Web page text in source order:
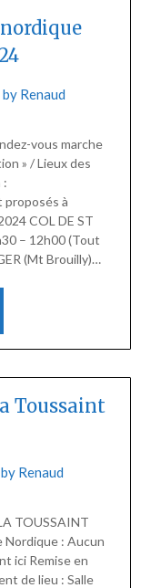
by Renaud
vous marche
» / Lieux des
:
proposés à
COL DE ST
– 12h00 (Tout
(Mt Brouilly)…
Toussaint
by Renaud
TOUSSAINT
Nordique : Aucun
ici Remise en
de lieu : Salle